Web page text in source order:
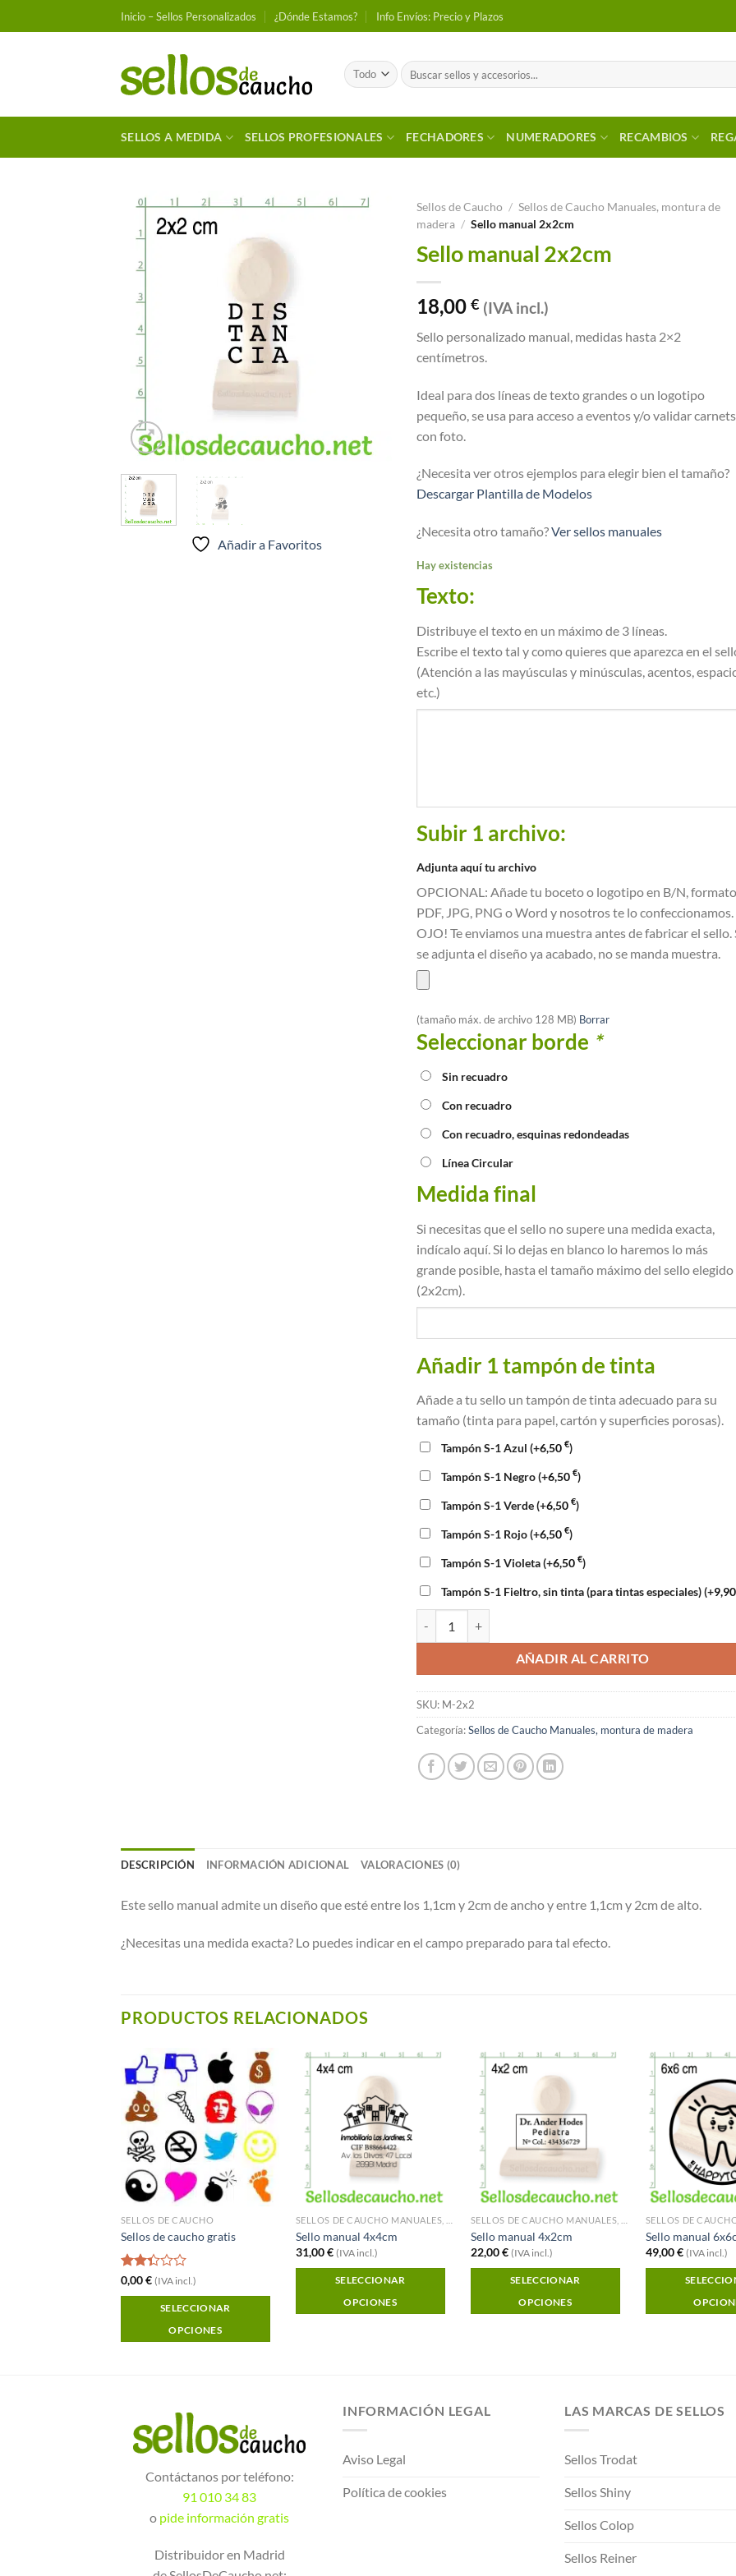
al
Inicio – Sellos Personalizados ¿Dónde Estamos? Info Envíos: Precio y Plazos
Buscar
por:
SELLOS A MEDIDA SELLOS PROFESIONALES FECHADORES NUMERADORES RECAMBIOS
Añadir a Favoritos
Sellos de Caucho / Sellos de Caucho Manuales, montura de
madera / Sello manual 2x2cm
Sello manual 2x2cm
18,00 € (IVA incl.)
Sello personalizado manual, medidas hasta 2×2
centímetros.
Ideal para dos líneas de texto grandes o un logotipo
pequeño, se usa para acceso a eventos y/o validar carnets
con foto.
¿Necesita ver otros ejemplos para elegir bien el tamaño?
Descargar Plantilla de Modelos
¿Necesita otro tamaño?Ver sellos manuales
Hay existencias
Texto:
Distribuye el texto en un máximo de 3 líneas.
Escribe el texto tal y como quieres que aparezca en el
(Atención a las mayúsculas y minúsculas, acentos,
etc.)
Subir 1 archivo:
Adjunta aquí tu archivo
OPCIONAL: Añade tu boceto o logotipo en B/N, formato
PDF, JPG, PNG o Word y nosotros te lo confeccionamos.
OJO! Te enviamos una muestra antes de fabricar el sello.
se adjunta el diseño ya acabado, no se manda muestra.
(tamaño máx. de archivo 128 MB) Borrar
Seleccionar borde *
Sin recuadro
Con recuadro
Con recuadro, esquinas redondeadas
Línea Circular
Medida final
Si necesitas que el sello no supere una medida exacta,
indícalo aquí. Si lo dejas en blanco lo haremos lo más
grande posible, hasta el tamaño máximo del sello elegido
(2x2cm).
Añadir 1 tampón de tinta
Añade a tu sello un tampón de tinta adecuado para su
tamaño (tinta para papel, cartón y superficies porosas).
Tampón S-1 Azul (+6,50 €)
Tampón S-1 Negro(+6,50 €)
Tampón S-1 Verde(+6,50 €)
Tampón S-1 Rojo(+6,50 €)
Tampón S-1 Violeta(+6,50 €)
Tampón S-1 Fieltro, sin tinta (para tintas especiales)(+9,90
AÑADIR AL CARRITO
SKU: M-2x2
Categoría:Sellos de Caucho Manuales, montura de madera
DESCRIPCIÓN INFORMACIÓN ADICIONAL VALORACIONES (0)
Este sello manual admite un diseño que esté entre los 1,1cm y 2cm de ancho y entre 1,1cm y 2cm de alto.
¿Necesitas una medida exacta? Lo puedes indicar en el campo preparado para tal efecto.
PRODUCTOS RELACIONADOS
Añadir a
Favoritos
SELLOS DE CAUCHO
Sellos de caucho gratis
Valorado
con
0,00€ (IVA incl.)
SELECCIONAR
OPCIONES
Favoritos
Sello manual 4x4cm
31,00€ (IVA incl.)
SELECCIONAR
OPCIONES
Sello manual 4x2cm
22,00€ (IVA incl.)
SELECCIONAR
OPCIONES
Sello manual
49,00€ (IVA incl.)
Contáctanos por teléfono:
91 010 34 83
o pide información gratis
Distribuidor en Madrid
INFORMACIÓN LEGAL
Aviso Legal
Política de cookies
LAS MARCAS DE SELLOS
Sellos Trodat
Sellos Shiny
Sellos Colop
Sellos Reiner